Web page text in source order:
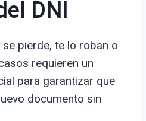
DNI
pierde, te lo roban o
requieren un
para garantizar que
documento sin